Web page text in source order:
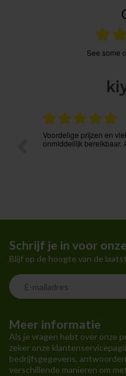
see some
Voordelige prijzen en
onmiddellijk bereikbaar.
Meer informatie
Als je vragen hebt over onze
zeker onze
bedrijfsgegevens,
verschillende manieren om
Schrijf je in voor
Blijf op de hoogte van de